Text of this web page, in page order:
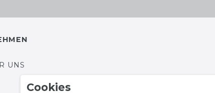
Cookies
UNS